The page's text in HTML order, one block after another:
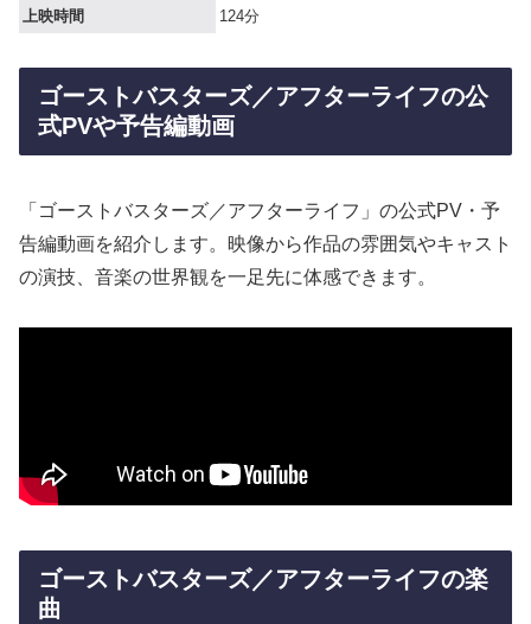
上映時間
124分
ゴーストバスターズ／アフターライフの公
式PVや予告編動画
「ゴーストバスターズ／アフターライフ」の公式PV・予
告編動画を紹介します。映像から作品の雰囲気やキャスト
の演技、音楽の世界観を一足先に体感できます。
ゴーストバスターズ／アフターライフの楽
曲